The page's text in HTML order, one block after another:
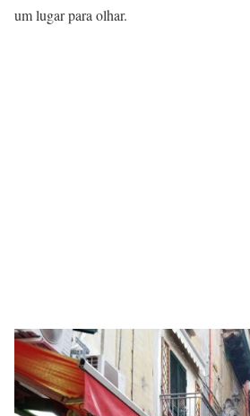
um lugar para olhar.